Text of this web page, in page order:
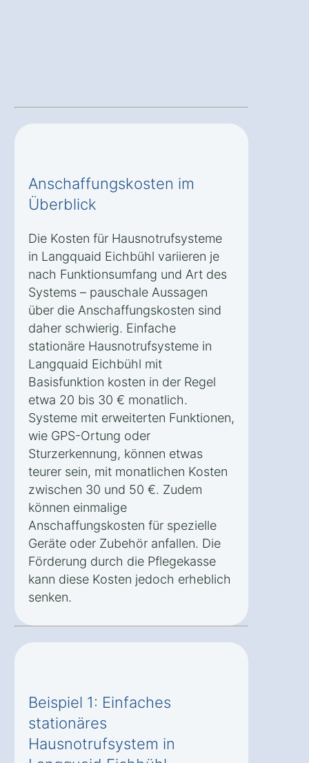
Anschaffungskosten im
Überblick
Die Kosten für Hausnotrufsysteme
in Langquaid Eichbühl variieren je
nach Funktionsumfang und Art des
Systems – pauschale Aussagen
über die Anschaffungskosten sind
daher schwierig. Einfache
stationäre Hausnotrufsysteme in
Langquaid Eichbühl mit
Basisfunktion kosten in der Regel
etwa 20 bis 30 € monatlich.
Systeme mit erweiterten Funktionen,
wie GPS-Ortung oder
Sturzerkennung, können etwas
teurer sein, mit monatlichen Kosten
zwischen 30 und 50 €. Zudem
können einmalige
Anschaffungskosten für spezielle
Geräte oder Zubehör anfallen. Die
Förderung durch die Pflegekasse
kann diese Kosten jedoch erheblich
senken.
Beispiel 1: Einfaches
stationäres
Hausnotrufsystem in